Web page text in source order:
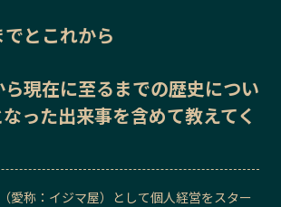
探す
アンバサダー
概要
とこれから
ら現在に至るまでの歴史につい
った出来事を含めて教えてく
愛称：イジマ屋）として個人経営をスター